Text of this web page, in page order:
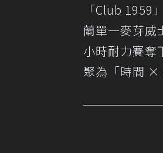
「Club
蘭單一麥芽威
小時耐力賽奪
聚為「時間 ×